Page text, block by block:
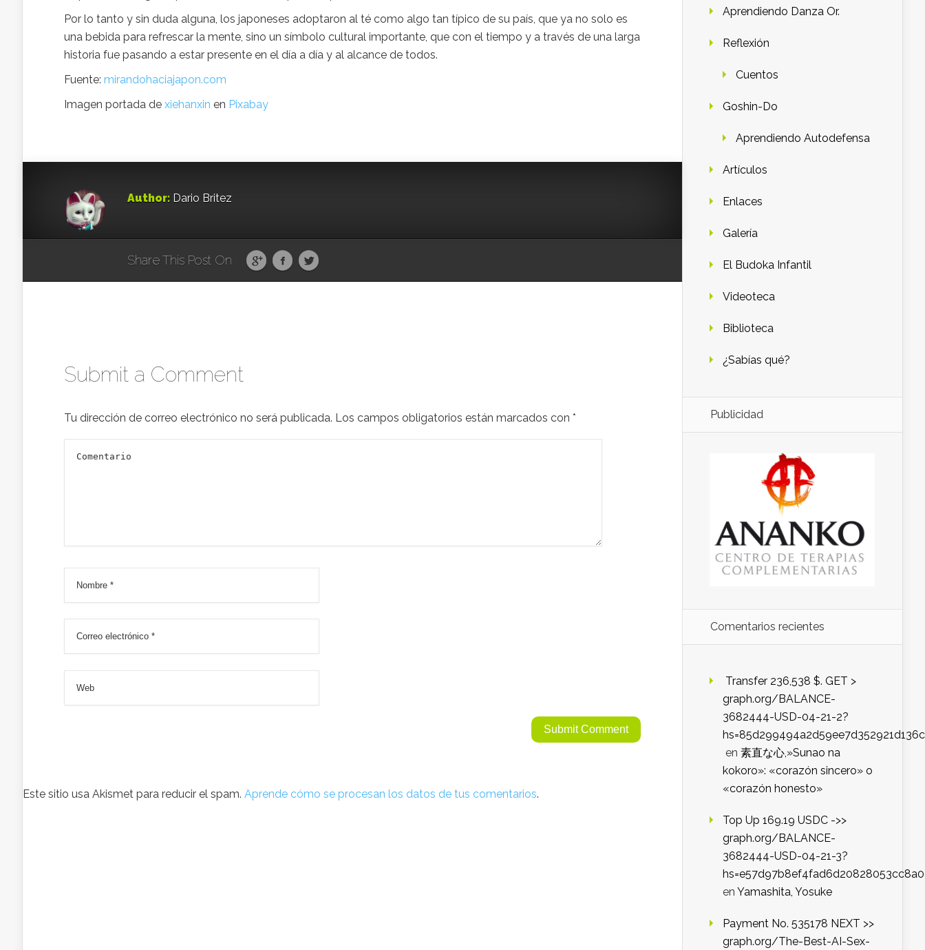
Por lo tanto y sin duda alguna, los japoneses adoptaron al té como algo tan típico de su país, que ya no solo es
una bebida para refrescar la mente, sino un símbolo cultural importante, que con el tiempo y a través de una larga
historia fue pasando a estar presente en el día a día y al alcance de todos.
Fuente: mirandohaciajapon.com
Imagen portada de xiehanxin en Pixabay
Author: Dario Britez
Share This Post On
Submit a Comment
Tu dirección de correo electrónico no será publicada. Los campos obligatorios están marcados con *
Este sitio usa Akismet para reducir el spam. Aprende cómo se procesan los datos de tus comentarios.
Aprendiendo Danza Or.
Reflexión
Cuentos
Goshin-Do
Aprendiendo Autodefensa
Artículos
Enlaces
Galería
El Budoka Infantil
Videoteca
Biblioteca
¿Sabías qué?
Publicidad
Comentarios recientes
️ Transfer 236,538 $. GET >
graph.org/BALANCE-
3682444-USD-04-21-2?
en 素直な心,»Sunao na
kokoro»: «corazón sincero» o
«corazón honesto»
Top Up 169.19 USDC ->>
graph.org/BALANCE-
3682444-USD-04-21-3?
en Yamashita, Yosuke
Payment No. 535178 NEXT >>
graph.org/The-Best-AI-Sex-